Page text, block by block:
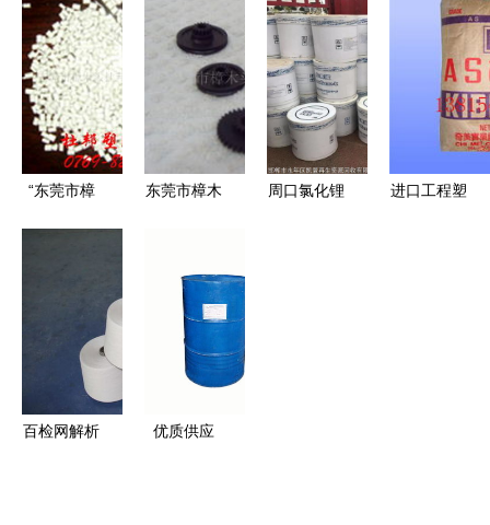
料检测的关
键要点
表与塑料树
脂原料检测
塑料树脂原
料检测的关
键指南
从原料检测
到消费偏好
“东莞市樟
料产品列表
与塑料树脂
原料检测质
量控制”
东莞市樟木
TPEE产品
因优质性能
备受市场青
睐
周口氯化锂
进口工程塑
百检网解析
优质供应